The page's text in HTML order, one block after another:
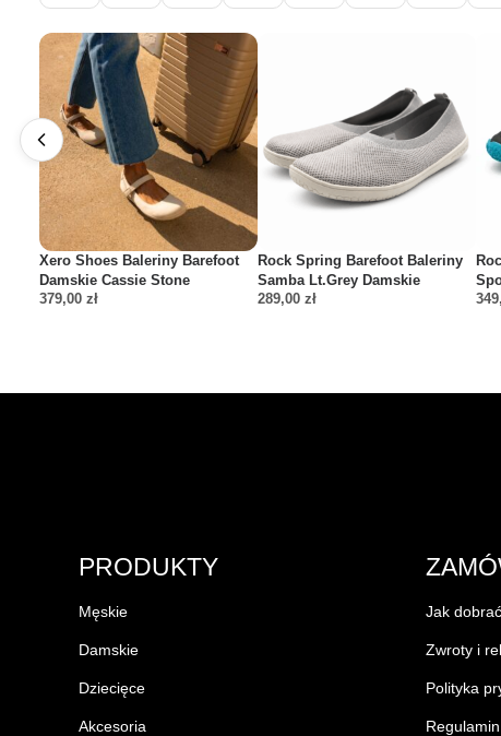
Xero Shoes Baleriny Barefoot
Damskie Cassie Stone
379,00 zł
Rock Spring Barefoot Baleriny
Samba Lt.Grey Damskie
289,00 zł
PRODUKTY
Męskie
Damskie
Dziecięce
Akcesoria
Jak
Zwroty i
Polityka
Regulamin